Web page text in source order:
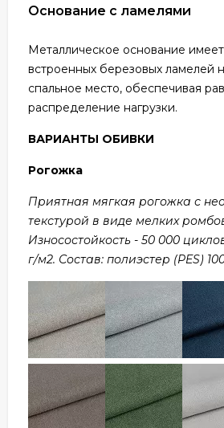
Основание с ламелями
Металлическое основание
встроенных березовых ламелей
спальное место, обеспечивая
распределение нагрузки.
ВАРИАНТЫ ОБИВКИ
Рогожка
Приятная мягкая рогожка с
текстурой в виде мелких
Износостойкость - 50 000
г/м2. Состав: полиэстер (PES)